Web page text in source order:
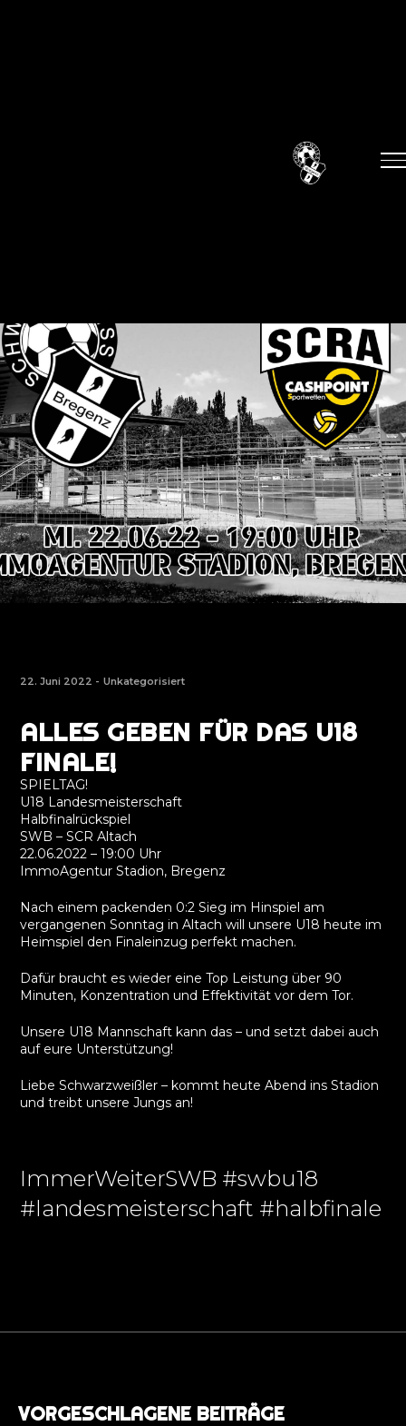
22. Juni 2022 - Unkategorisiert
ALLES GEBEN FÜR DAS U18
FINALE!
SPIELTAG!
U18 Landesmeisterschaft
Halbfinalrückspiel
SWB – SCR Altach
22.06.2022 – 19:00 Uhr
ImmoAgentur Stadion, Bregenz
Nach einem packenden 0:2 Sieg im Hinspiel am
vergangenen Sonntag in Altach will unsere U18 heute im
Heimspiel den Finaleinzug perfekt machen.
Dafür braucht es wieder eine Top Leistung über 90
Minuten, Konzentration und Effektivität vor dem Tor.
Unsere U18 Mannschaft kann das – und setzt dabei auch
auf eure Unterstützung!
Liebe Schwarzweißler – kommt heute Abend ins Stadion
und treibt unsere Jungs an!
ImmerWeiterSWB #swbu18
#landesmeisterschaft #halbfinale
VORGESCHLAGENE BEITRÄGE